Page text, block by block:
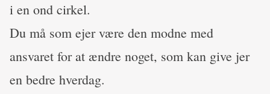
i en ond cirkel.
Du må som ejer være den modne med
ansvaret for at ændre noget, som kan give jer
en bedre hverdag.